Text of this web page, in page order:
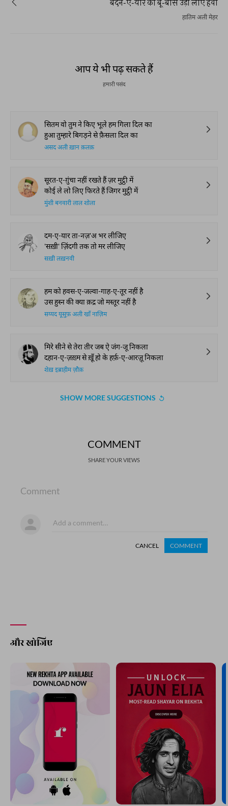
बदन-ए-यार की बू-बास उड़ा लाए हवा
हातिम अली मेहर
आप ये भी पढ़ सकते हैं
हमारी पसंद
सितम वो तुम ने किए भूले हम गिला दिल का
हुआ तुम्हारे बिगड़ने से फ़ैसला दिल का
असद अली ख़ान क़लक़
सूरत-ए-ग़ुंचा नहीं रखते हैं ज़र मुट्ठी में
कोई ले लो लिए फिरते हैं जिगर मुट्ठी में
मुंशी बनवारी लाल शोला
दम-ए-यार ता-नज़'अ भर लीजिए
'सख़ी' ज़िंदगी तक तो मर लीजिए
सख़ी लख़नवी
हम को हवस-ए-जल्वा-गाह-ए-तूर नहीं है
उस हुस्न की क्या क़द्र जो मस्तूर नहीं है
सय्यद यूसुफ़ अली खाँ नाज़िम
मिरे सीने से तेरा तीर जब ऐ जंग-जू निकला
दहान-ए-ज़ख़्म से ख़ूँ हो के हर्फ़-ए-आरज़ू निकला
शेख़ इब्राहीम ज़ौक़
SHOW MORE SUGGESTIONS
COMMENT
SHARE YOUR VIEWS
Comment
CANCEL COMMENT
और खोजिए